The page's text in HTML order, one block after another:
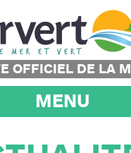
OFFICIEL DE LA
MENU